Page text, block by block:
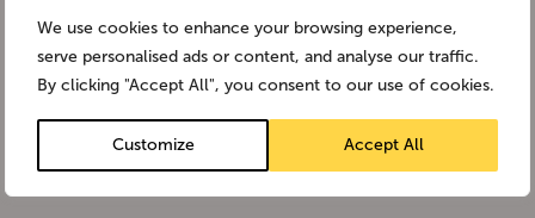
We use cookies to enhance your browsing experience,
serve personalised ads or content, and analyse our traffic.
By clicking "Accept All", you consent to our use of cookies.
Customize Accept All